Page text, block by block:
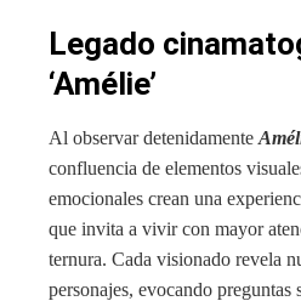
Legado
‘Amélie’
Al observar detenidamente
confluencia de elementos
emocionales crean una
que invita a vivir con mayor
ternura. Cada visionado revela
personajes, evocando preguntas